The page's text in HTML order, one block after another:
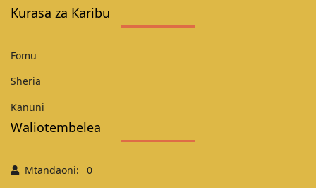
Kurasa za Karibu
Fomu
Sheria
Kanuni
Waliotembelea
Mtandaoni:
0